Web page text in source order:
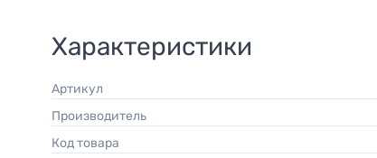
Характеристики
Артикул
Производитель
Код товара